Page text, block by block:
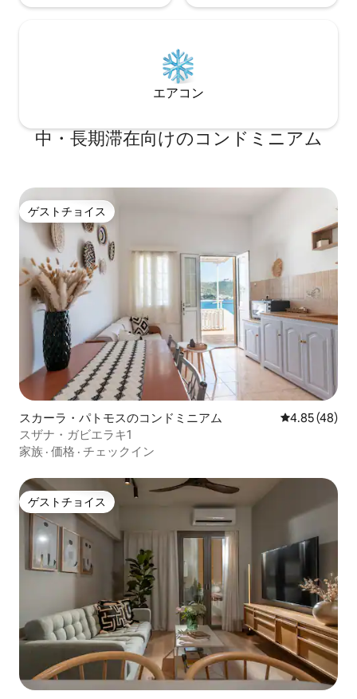
エアコン
中・長期滞在向けのコンドミニアム
ゲストチョイス
ゲストチョイス
スカーラ・パトモスのコンドミニアム レビュー48
4.85 (48)
スザナ・ガビエラキ1
家族 · 価格 · チェックイン
ゲストチョイス
ゲストチョイス